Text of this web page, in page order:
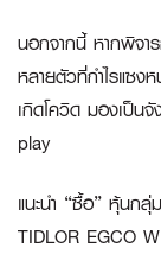
นอกจากนี้ หากพิจา
หลายตัวที่กำไรแซง
เกิดโควิด มองเป็น
play
แนะนำ “ซื้อ” หุ้นก
TIDLOR EGCO